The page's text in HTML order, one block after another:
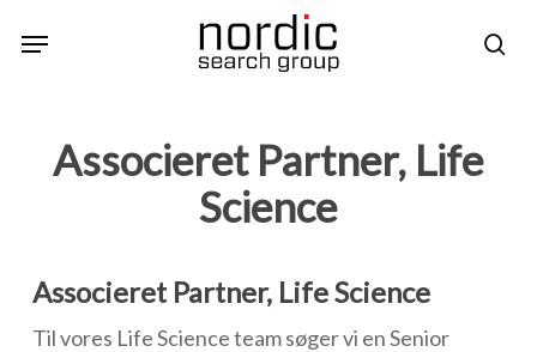
Menu
Associeret Partner, Life
Science
Associeret Partner, Life Science
Til vores Life Science team søger vi en Senior